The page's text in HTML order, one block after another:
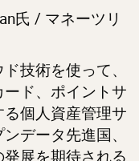
氏 / マネーツリ
技術を使って、
ド、ポイントサ
個人資産管理サ
データ先進国、
展を期待される